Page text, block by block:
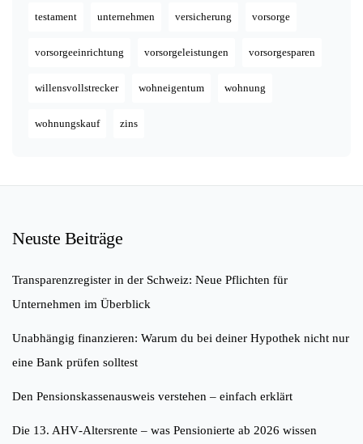
testament unternehmen versicherung vorsorge
vorsorgeeinrichtung vorsorgeleistungen vorsorgesparen
willensvollstrecker wohneigentum wohnung
wohnungskauf zins
Neuste Beiträge
Transparenzregister in der Schweiz: Neue Pflichten für
Unternehmen im Überblick
Unabhängig finanzieren: Warum du bei deiner Hypothek nicht nur
eine Bank prüfen solltest
Den Pensionskassenausweis verstehen – einfach erklärt
Die 13. AHV‑Altersrente – was Pensionierte ab 2026 wissen